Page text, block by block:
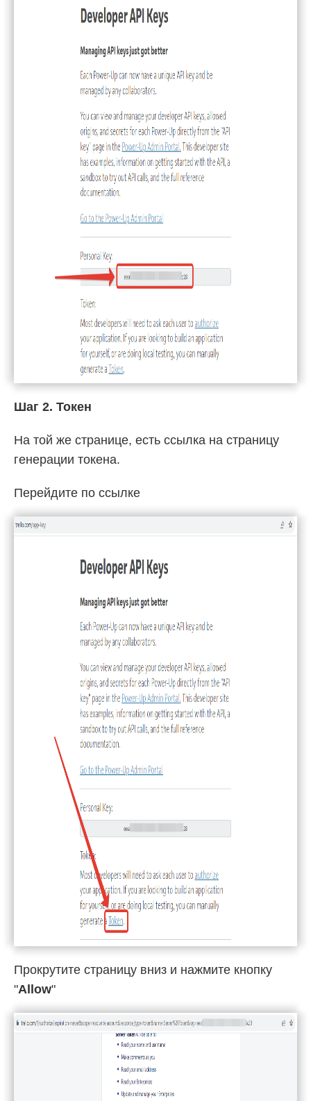
Шаг 2. Токен
На той же странице, есть ссылка на страницу
генерации токена.
Перейдите по ссылке
Прокрутите страницу вниз и нажмите кнопку
"Allow"